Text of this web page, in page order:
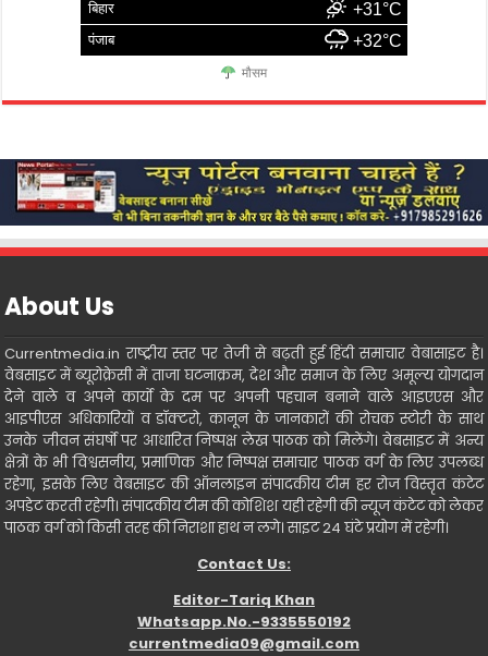
बिहार +31°C
पंजाब +32°C
मौसम
About Us
Currentmedia.in राष्ट्रीय स्तर पर तेजी से बढ़ती हुई हिंदी समाचार वेबासाइट है।
वेबसाइट में ब्यूरोक्रेसी में ताजा घटनाक्रम, देश और समाज के लिए अमूल्य योगदान
देने वाले व अपने कार्यो के दम पर अपनी पहचान बनाने वाले आइएएस और
आइपीएस अधिकारियों व डॉक्टरो, कानून के जानकारों की रोचक स्टोरी के साथ
उनके जीवन संघर्षो पर आधारित निष्पक्ष लेख पाठक को मिलेंगे। वेबसाइट में अन्य
क्षेत्रों के भी विश्वसनीय, प्रमाणिक और निष्पक्ष समाचार पाठक वर्ग के लिए उपलब्ध
रहेगा, इसके लिए वेबसाइट की ऑनलाइन संपादकीय टीम हर रोज विस्तृत कंटेट
अपडेट करती रहेगी। संपादकीय टीम की कोशिश यही रहेगी की न्यूज कंटेट को लेकर
पाठक वर्ग को किसी तरह की निराशा हाथ न लगे। साइट 24 घंटे प्रयोग में रहेगी।
Contact Us:
Editor-Tariq Khan
Whatsapp.No.-9335550192
currentmedia09@gmail.com